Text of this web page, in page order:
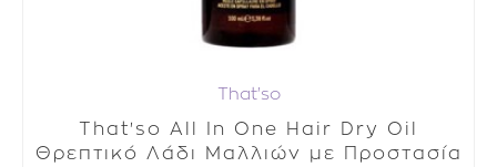
That'so
That'so All In One Hair Dry Oil
Θρεπτικό Λάδι Μαλλιών με Προστασία